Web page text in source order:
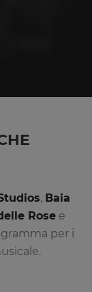
, Baia
Rosee
per i